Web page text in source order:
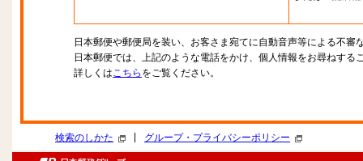
日本郵便や郵便局を装い、お客さま宛てに自動音声等による不審
日本郵便では、上記のような電話をかけ、個人情報をお尋ねする
詳しくはこちら をご覧ください。
検索のしかた グループ・プライバシーポリシー